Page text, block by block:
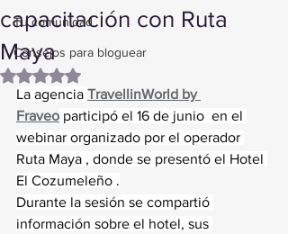
Tu comunidad
Consejos para bloguear
capacitación con Ruta
Maya
Obtuvo NaN de 5 estrellas.
La agencia TravellinWorld by
Fraveo participó el 16 de junio  en el
webinar organizado por el operador
Ruta Maya , donde se presentó el Hotel
El Cozumeleño .
Durante la sesión se compartió
información sobre el hotel, sus